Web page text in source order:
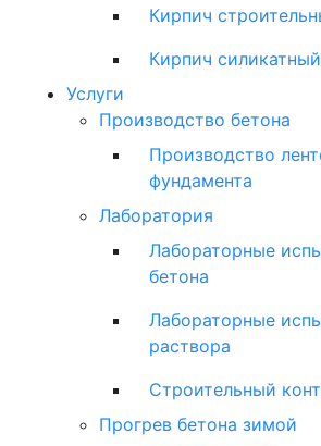
Кирпич
Кирпич силикатный
Услуги
Производство бетона
Производство
фундамента
Лаборатория
Лабораторные
бетона
Лабораторные
раствора
Строительный
Прогрев бетона зимой